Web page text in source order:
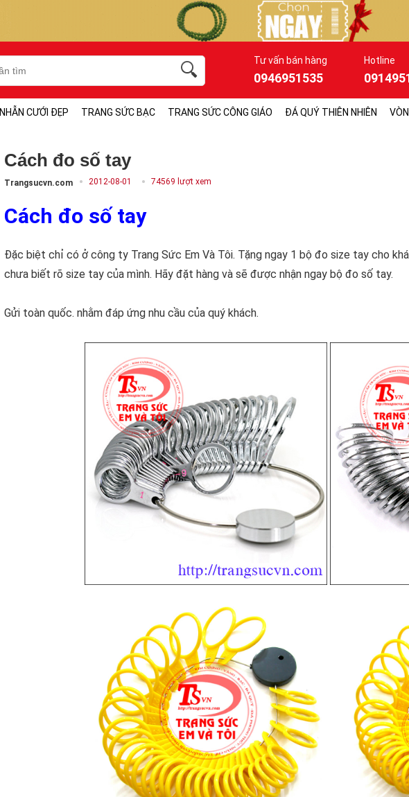
Tư vấn bán hàng
0946951535
Hotline
NHẪN CƯỚI ĐẸP TRANG SỨC BẠC TRANG SỨC CÔNG GIÁO ĐÁ QUÝ THIÊN NHIÊN
Cách đo số tay
Trangsucvn.com 2012-08-01 74569 lượt xem
Cách đo số tay
Đặc biệt chỉ có ở công ty Trang Sức Em Và Tôi. Tặng ngay 1 bộ đo size tay cho
chưa biết rõ size tay của mình. Hãy đặt hàng và sẽ được nhận ngay bộ đo số tay.
Gửi toàn quốc. nhằm đáp ứng nhu cầu của quý khách.